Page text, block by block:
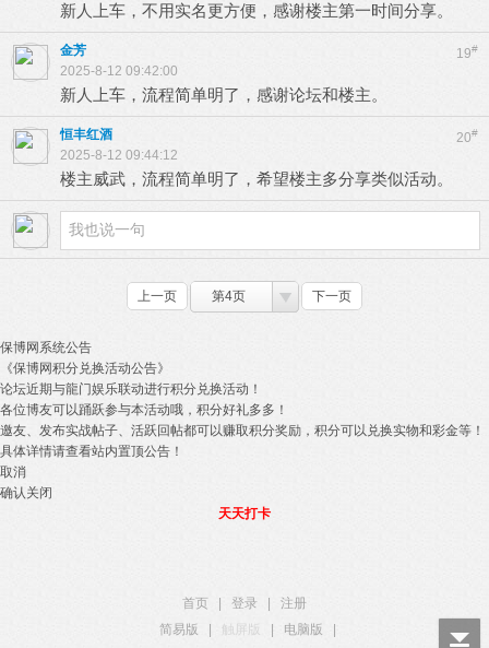
新人上车，不用实名更方便，感谢楼主第一时间分享。
19#
金芳
2025-8-12 09:42:00
新人上车，流程简单明了，感谢论坛和楼主。
20#
恒丰红酒
2025-8-12 09:44:12
楼主威武，流程简单明了，希望楼主多分享类似活动。
上一页 第4页 下一页
保博网系统公告
《保博网积分兑换活动公告》
论坛近期与龍门娱乐联动进行积分兑换活动！
各位博友可以踊跃参与本活动哦，积分好礼多多！
邀友、发布实战帖子、活跃回帖都可以赚取积分奖励，积分可以兑换实物和彩金等！
具体详情请查看站内置顶公告！
取消
确认关闭
天天打卡
首页 登录
注册
简易版
触屏版 电脑版